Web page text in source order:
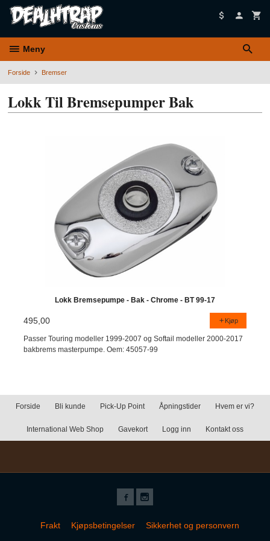
Meny
Forside Bremser
Lokk Til Bremsepumper Bak
Lokk Bremsepumpe - Bak - Chrome - BT 99-17
495,00 Kjøp
Passer Touring modeller 1999-2007 og Softail modeller 2000-2017
bakbrems masterpumpe. Oem: 45057-99
Forside Bli kunde Pick-Up Point Åpningstider Hvem er vi?
International Web Shop Gavekort Logg inn Kontakt oss
Frakt Kjøpsbetingelser Sikkerhet og personvern